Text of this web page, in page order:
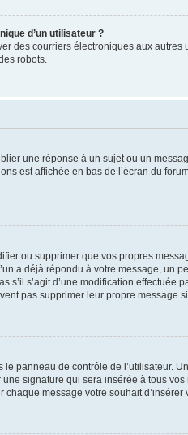
d’un utilisateur ?
des courriers électroniques aux
robots.
une réponse à un sujet ou un
est affichée en bas de l’écran du
ou supprimer que vos propres
a déjà répondu à votre message, un
s’agit d’une modification
pas supprimer leur propre message
panneau de contrôle de l’utilisateur.
signature qui sera insérée à tous
message votre souhait d’insérer